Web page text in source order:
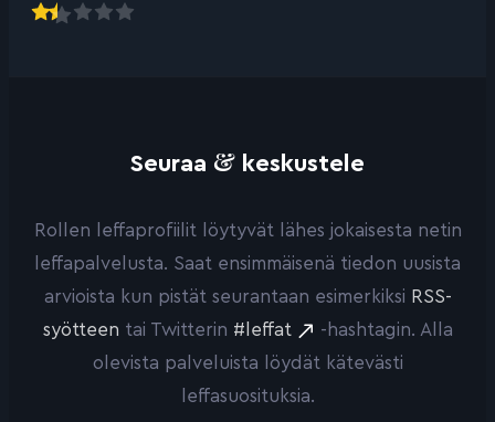
Seuraa & keskustele
Rollen leffaprofiilit löytyvät lähes jokaisesta netin
leffapalvelusta. Saat ensimmäisenä tiedon uusista
arvioista kun pistät seurantaan esimerkiksi RSS-
syötteen tai Twitterin #leffat
-hashtagin. Alla
olevista palveluista löydät kätevästi
leffasuosituksia.